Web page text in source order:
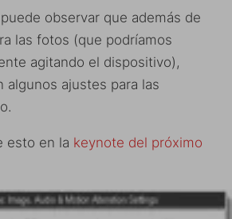
observar que además de
las fotos (que podríamos
agitando el dispositivo),
algunos ajustes para las
esto en la keynote del próximo